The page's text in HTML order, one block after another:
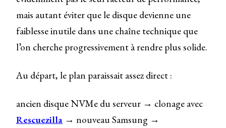
mais autant éviter que le disque devienne une
faiblesse inutile dans une chaîne technique que
l’on cherche progressivement à rendre plus solide.
Au départ, le plan paraissait assez direct :
ancien disque NVMe du serveur → clonage avec
Rescuezilla → nouveau Samsung →